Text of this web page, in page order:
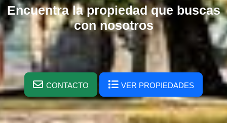
Encuentra la propiedad que buscas
con nosotros
CONTACTO VER PROPIEDADES